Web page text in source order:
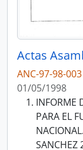
ANC-97-98-003
01/05/1998
INFORME
PARA EL
SANCHEZ